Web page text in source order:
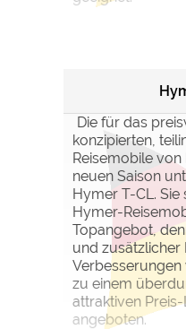
Die für das
konzipierten,
Reisemobile
neuen Saison
Hymer T-CL.
Hymer-
Topangebot,
und zusätzlicher
zu einem
attraktiven
angeboten.